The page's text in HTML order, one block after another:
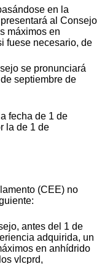
en la
al Consejo
máximos en
fuese necesario, de
se pronunciará
septiembre de
fecha de 1 de
la de 1 de
(CEE) no
antes del 1 de
adquirida, un
en anhídrido
vlcprd,